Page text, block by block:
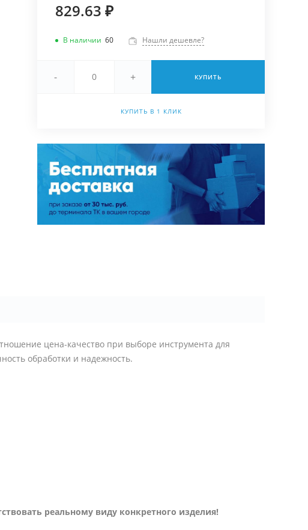
829.63 ₽
В наличии 60 Нашли дешевле?
- + КУПИТЬ
КУПИТЬ В 1 КЛИК
цена-качество при выборе инструмента для
обработки и надежность.
реальному виду конкретного изделия!